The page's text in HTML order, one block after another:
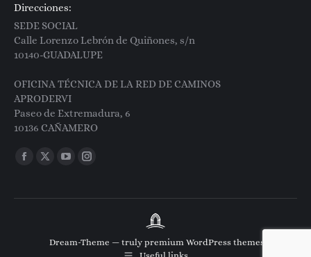
Direcciones:
SEDE SOCIAL
Calle Lorenzo Lebrón de Quiñones, s/n
10140-GUADALUPE
OFICINA TÉCNICA DE LA RED DE CAMINOS
APRODERVI
Paseo de Extremadura, 6
10136 CAÑAMERO
Encuéntranos en:
Facebook
opens
X
opens
YouTube
opens
Instagram
opens
new
Dream-Theme — truly premium WordPress themes